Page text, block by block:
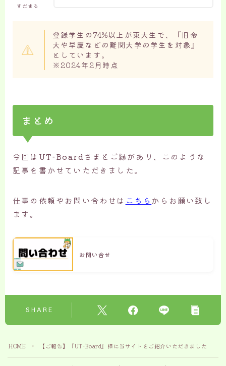
すだまる
登録学生の74%以上が東大生で、『旧帝
大や早慶などの難関大学の学生を対象』
としています。
※2024年2月時点
まとめ
今回は UT-Board さまとご縁があり、このような
記事を書かせていただきました。
仕事の依頼やお問い合わせは こちら からお願い致し
ます。
お問い合せ
SHARE
HOME ＞ 【ご報告】『UT-Board』様に当サイトをご紹介いただきました